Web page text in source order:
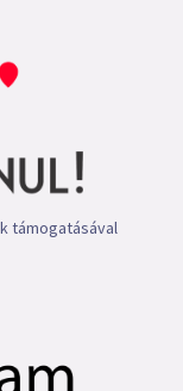
támogatásával